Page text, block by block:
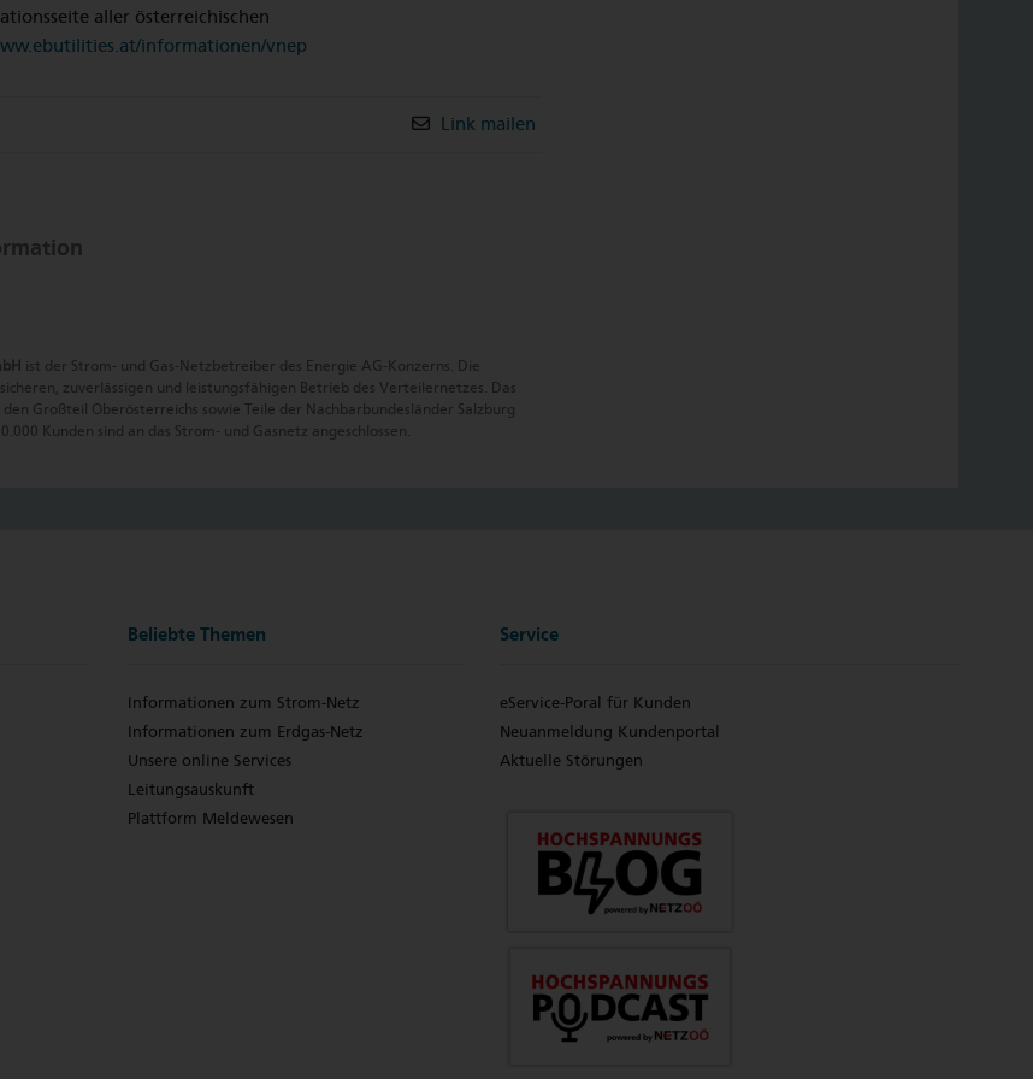
aller österreichischen
informationen/vnep
Link mailen
ist der Strom- und Gas-Netzbetreiber des Energie AG-Konzerns. Die
zuverlässigen und leistungsfähigen Betrieb des Verteilernetzes. Das
Großteil Oberösterreichs sowie Teile der Nachbarbundesländer Salzburg
Kunden sind an das Strom- und Gasnetz angeschlossen.
Beliebte Themen
Informationen zum Strom-Netz
Informationen zum Erdgas-Netz
Unsere online Services
Leitungsauskunft
Plattform Meldewesen
Service
eService-Poral für Kunden
Neuanmeldung Kundenportal
Aktuelle Störungen